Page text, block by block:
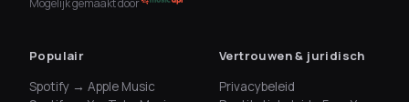
Mogelijk gemaakt door
Populair
Spotify → Apple Music
Vertrouwen & juridisch
Privacybeleid